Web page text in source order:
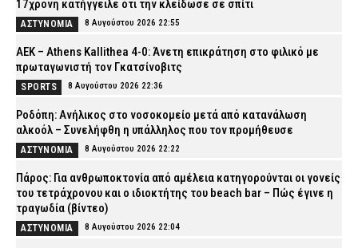
17χρονη κατήγγειλε ότι την κλείδωσε σε σπίτι
ΑΣΤΥΝΟΜΙΑ 8 Αυγούστου 2026 22:55
ΑΕΚ – Athens Kallithea 4-0: Άνετη επικράτηση στο φιλικό με
πρωταγωνιστή τον Γκατσίνοβιτς
SPORTS 8 Αυγούστου 2026 22:36
Ροδόπη: Ανήλικος στο νοσοκομείο μετά από κατανάλωση
αλκοόλ – Συνελήφθη η υπάλληλος που τον προμήθευσε
ΑΣΤΥΝΟΜΙΑ 8 Αυγούστου 2026 22:22
Πάρος: Για ανθρωποκτονία από αμέλεια κατηγορούνται οι γονείς
του τετράχρονου και ο ιδιοκτήτης του beach bar – Πώς έγινε η
τραγωδία (βίντεο)
ΑΣΤΥΝΟΜΙΑ 8 Αυγούστου 2026 22:04